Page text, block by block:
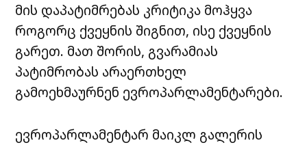
მის დაპატიმრებას კრიტიკა მოჰყვა
როგორც ქვეყნის შიგნით, ისე ქვეყნის
გარეთ. მათ შორის, გვარამიას
პატიმრობას არაერთხელ
გამოეხმაურნენ ევროპარლამენტარები.
ევროპარლამენტარ მაიკლ გალერის